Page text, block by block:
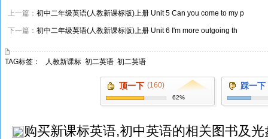
上一篇： 初中二年级英语(人教新课标版)上册 Unit 5 Can you come to my p
下一篇： 初中二年级英语(人教新课标版)上册 Unit 6 I'm more outgoing th
TAG标签： 人教新课标 初二英语 初二英语
顶一下 (160)
62%
踩一下
购买新课标英语,初中英语的相关图书及光